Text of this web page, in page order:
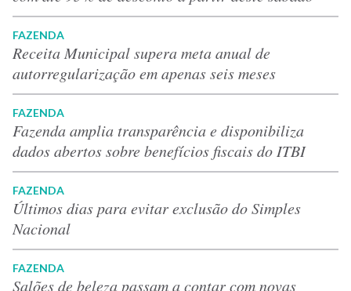
FAZENDA
Receita Municipal supera meta anual de
autorregularização em apenas seis meses
FAZENDA
Fazenda amplia transparência e disponibiliza
dados abertos sobre benefícios fiscais do ITBI
FAZENDA
Últimos dias para evitar exclusão do Simples
Nacional
FAZENDA
Salões de beleza passam a contar com novas